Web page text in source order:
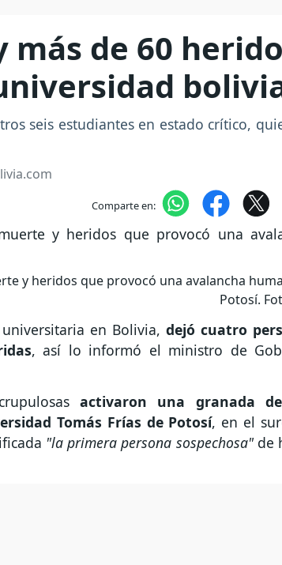
de 60
seis estudiantes en estado crítico,
Comparte en:
y heridos que provocó una avalancha
Potosí.
en Bolivia, dejó cuatro
, así lo informó el ministro de
activaron una granada
Tomás Frías de Potosí, en el
"la primera persona sospechosa" de